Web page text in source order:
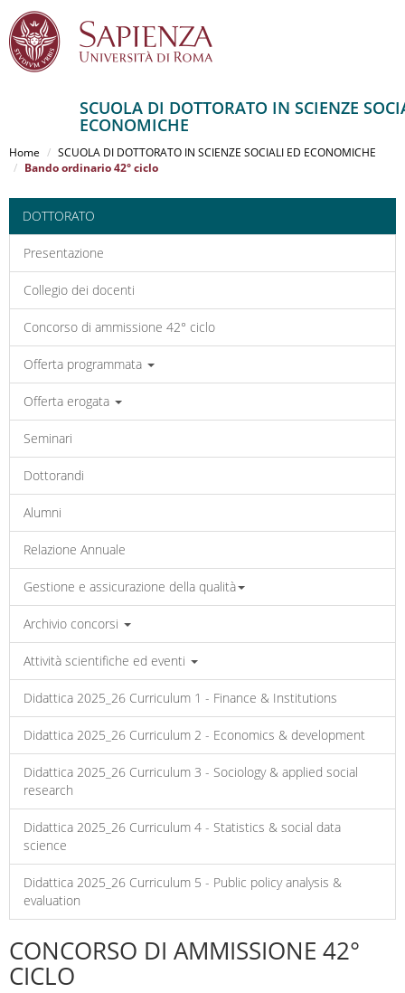
al
contenuto
SCUOLA DI DOTTORATO IN SCIENZE
ECONOMICHE
Home
SCUOLA DI DOTTORATO IN SCIENZE SOCIALI ED ECONOMICHE
Bando ordinario 42° ciclo
DOTTORATO
Presentazione
Collegio dei docenti
Concorso di ammissione 42° ciclo
Offerta programmata
Offerta erogata
Seminari
Dottorandi
Alumni
Relazione Annuale
Gestione e assicurazione della qualità
Archivio concorsi
Attività scientifiche ed eventi
Didattica 2025_26 Curriculum 1 - Finance & Institutions
Didattica 2025_26 Curriculum 2 - Economics & development
Didattica 2025_26 Curriculum 3 - Sociology & applied social
research
Didattica 2025_26 Curriculum 4 - Statistics & social data
science
Didattica 2025_26 Curriculum 5 - Public policy analysis &
evaluation
CONCORSO DI AMMISSIONE 42°
CICLO